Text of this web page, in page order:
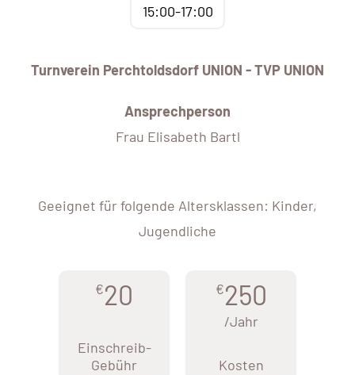
15:00-17:00
Turnverein Perchtoldsdorf UNION - TVP UNION
Ansprechperson
Frau Elisabeth Bartl
Geeignet für folgende Altersklassen: Kinder,
Jugendliche
€20
Einschreib-
Gebühr
€250
/Jahr
Kosten